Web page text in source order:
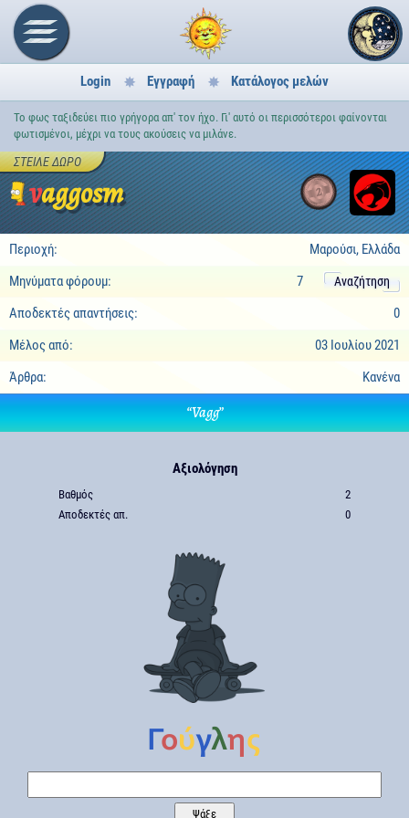
Login Εγγραφή Κατάλογος μελών
Το φως ταξιδεύει πιο γρήγορα απ' τον ήχο. Γι' αυτό οι περισσότεροι φαίνονται
φωτισμένοι, μέχρι να τους ακούσεις να μιλάνε.
vaggosm 2
ΣΤΕΊΛΕ ΔΏΡΟ
Περιοχή:
Μαρούσι, Ελλάδα
Μηνύματα φόρουμ:
7 Αναζήτηση
Αποδεκτές απαντήσεις:
0
Μέλος από:
03 Ιουλίου 2021
Άρθρα:
Κανένα
“Vagg”
Αξιολόγηση
Βαθμός
2
Αποδεκτές απ.
0